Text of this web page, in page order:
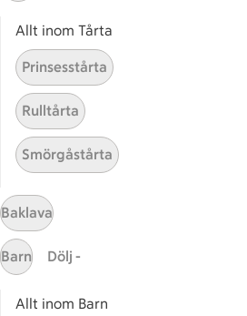
Handla online
ICAs matkasse
Catering
Apotek Hjärtat
Handla som företag
Gaston
ICAs tjänster
ICA-appen
ICA Scanna
ICA ToGo
Allt inom Tårta
Prinsesstårta
Rulltårta
Smörgåstårta
Baklava
Barn Dölj -
Allt inom Barn